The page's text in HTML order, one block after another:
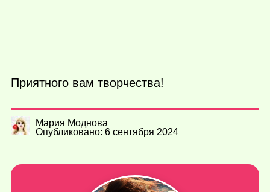
Приятного вам творчества!
Мария Моднова
Опубликовано: 6 сентября 2024